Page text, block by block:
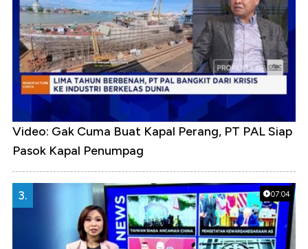
Video: Gak Cuma Buat Kapal Perang, PT PAL Siap
Pasok Kapal Penumpag
07:04
3.